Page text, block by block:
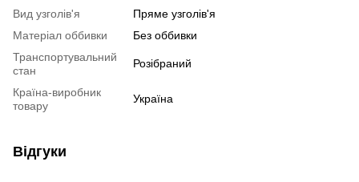
Вид узголів'я
Пряме узголів'я
Матеріал оббивки
Без оббивки
Транспортувальний
стан
Розібраний
Країна-виробник
товару
Україна
Відгуки